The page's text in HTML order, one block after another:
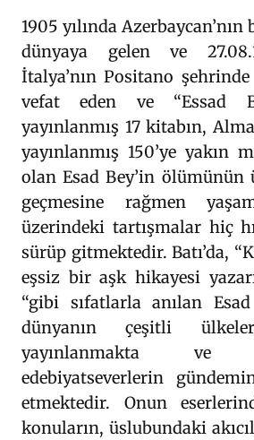
1905 yılında Azerbaycan’nın
dünyaya gelen ve
İtalya’nın Positano şehrinde
vefat eden ve “Essad
yayınlanmış 17 kitabın,
yayınlanmış 150’ye yakın
olan Esad Bey’in ölümünün
geçmesine rağmen
üzerindeki tartışmalar hiç
sürüp gitmektedir. Batı’da,
eşsiz bir aşk hikayesi
“gibi sıfatlarla anılan
dünyanın çeşitli
yayınlanmakta ve
edebiyatseverlerin
etmektedir. Onun
konuların, üslubundaki